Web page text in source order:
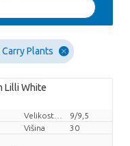
Carry Plants
Lilli White
9/9,5
Višina
30